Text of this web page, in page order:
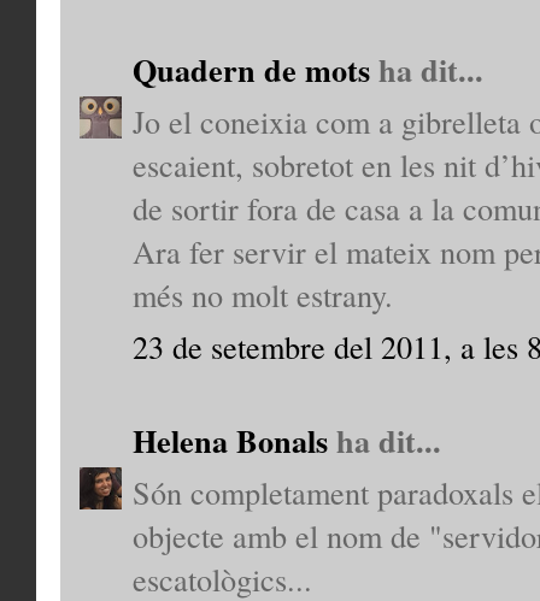
Quadern de motsha dit...
Jo el coneixia com a
escaient, sobretot en les nit
de sortir fora de casa a la
Ara fer servir el mateix nom
més no molt estrany.
23 de setembre del 2011, a les
Helena Bonalsha dit...
Són completament paradoxals
objecte amb el nom de
escatològics...